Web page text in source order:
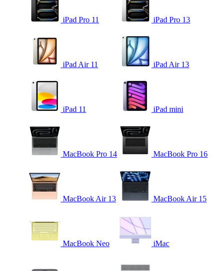
iPad Pro 11 iPad Pro 13
iPad Air 11 iPad Air 13
iPad 11 iPad mini
MacBook Pro 14 MacBook Pro 16
MacBook Air 13 MacBook Air 15
MacBook Neo iMac